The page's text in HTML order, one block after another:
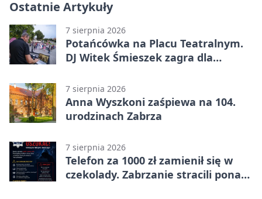
Ostatnie Artykuły
7 sierpnia 2026
Potańcówka na Placu Teatralnym.
DJ Witek Śmieszek zagra dla
7 sierpnia 2026
Anna Wyszkoni zaśpiewa na 104.
urodzinach Zabrza
7 sierpnia 2026
Telefon za 1000 zł zamienił się w
czekolady. Zabrzanie stracili ponad